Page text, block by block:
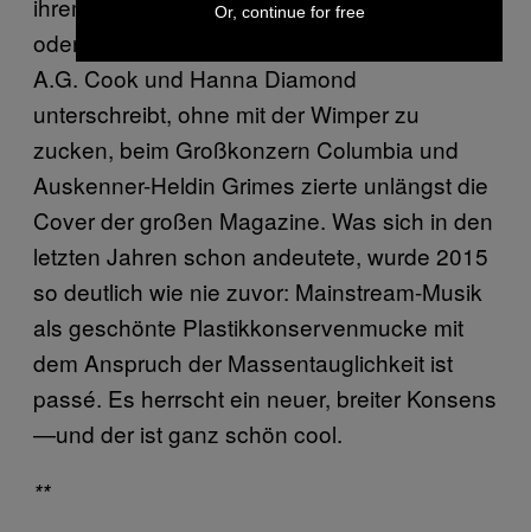
ihrem Schlafzimmer aus für Ariane Grande
oder Kanye West, das PC-Music-Kollektiv um
A.G. Cook und Hanna Diamond
unterschreibt, ohne mit der Wimper zu
zucken, beim Großkonzern Columbia und
Auskenner-Heldin Grimes zierte unlängst die
Cover der großen Magazine. Was sich in den
letzten Jahren schon andeutete, wurde 2015
so deutlich wie nie zuvor: Mainstream-Musik
als geschönte Plastikkonservenmucke mit
dem Anspruch der Massentauglichkeit ist
passé. Es herrscht ein neuer, breiter Konsens
—und der ist ganz schön cool.
**
Or, continue for free